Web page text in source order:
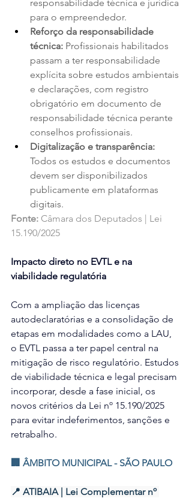
responsabilidade técnica e jurídica
para o empreendedor.
Reforço da responsabilidade
técnica: Profissionais habilitados
passam a ter responsabilidade
explícita sobre estudos ambientais
e declarações, com registro
obrigatório em documento de
responsabilidade técnica perante
conselhos profissionais.
Digitalização e transparência:
Todos os estudos e documentos
devem ser disponibilizados
publicamente em plataformas
digitais.
Fonte: Câmara dos Deputados | Lei
15.190/2025
Impacto direto no EVTL e na
viabilidade regulatória
Com a ampliação das licenças
autodeclaratórias e a consolidação de
etapas em modalidades como a LAU,
o EVTL passa a ter papel central na
mitigação de risco regulatório. Estudos
de viabilidade técnica e legal precisam
incorporar, desde a fase inicial, os
novos critérios da Lei nº 15.190/2025
para evitar indeferimentos, sanções e
retrabalho.
🏢 ÂMBITO MUNICIPAL - SÃO PAULO
📍 ATIBAIA | Lei Complementar nº